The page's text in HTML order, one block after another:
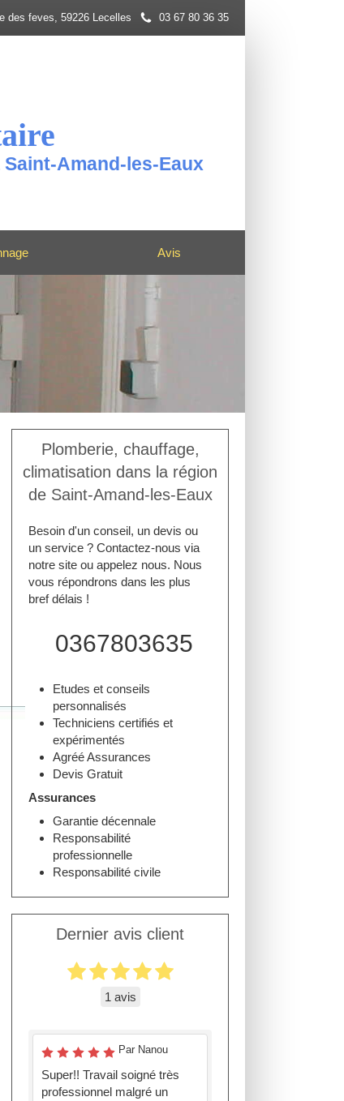
03 67 80 36 35
des feves, 59226 Lecelles
Amand-les-Eaux
Avis
Plomberie, chauffage,
climatisation dans la région
de Saint-Amand-les-Eaux
Besoin d'un conseil, un devis ou
un service ? Contactez-nous via
notre site ou appelez nous. Nous
vous répondrons dans les plus
bref délais !
0367803635
Etudes et conseils
personnalisés
Techniciens certifiés et
expérimentés
Agréé Assurances
Devis Gratuit
Assurances
Garantie décennale
Responsabilité
professionnelle
Responsabilité civile
Dernier avis client
1 avis
Par Nanou
Super!! Travail soigné très
professionnel malgré un